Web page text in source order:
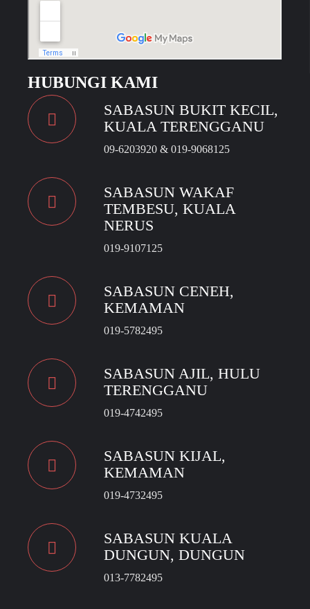
HUBUNGI KAMI
SABASUN BUKIT KECIL,
KUALA TERENGGANU
09-6203920 & 019-9068125
SABASUN WAKAF
TEMBESU, KUALA
NERUS
019-9107125
SABASUN CENEH,
KEMAMAN
019-5782495
SABASUN AJIL, HULU
TERENGGANU
019-4742495
SABASUN KIJAL,
KEMAMAN
019-4732495
SABASUN KUALA
DUNGUN, DUNGUN
013-7782495